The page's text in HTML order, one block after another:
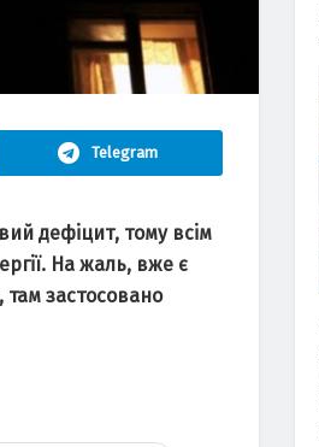
Telegram
дефiцит, тому всiм
На жаль, вже є
застосовано